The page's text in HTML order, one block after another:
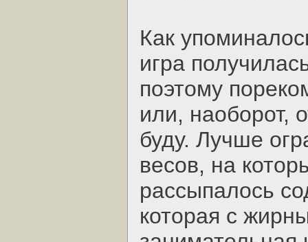
Как
игра
поэтому
или, наоборот,
буду. Лучше
весов, на
рассыпалось
которая с